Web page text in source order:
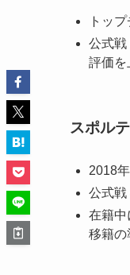
トッ
公式戦
評価を
スポル
2018
公式戦
在籍中
移籍の